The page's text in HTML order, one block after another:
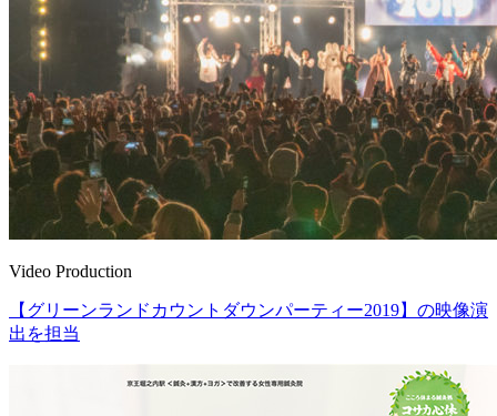
Video Production
【グリーンランドカウントダウンパーティー2019】の映像演
出を担当